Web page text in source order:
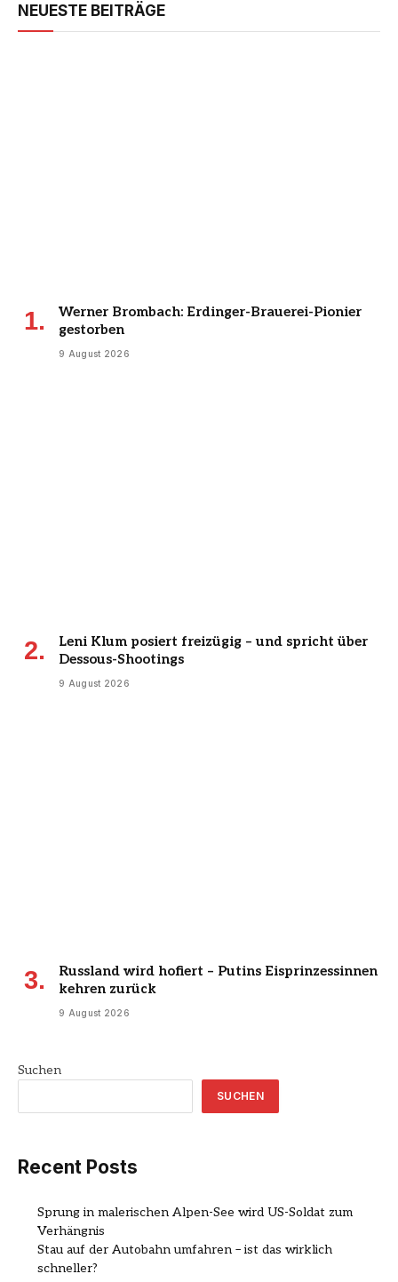
NEUESTE BEITRÄGE
Werner Brombach: Erdinger-Brauerei-Pionier
gestorben
9 August 2026
Leni Klum posiert freizügig – und spricht über
Dessous-Shootings
9 August 2026
Russland wird hofiert – Putins Eisprinzessinnen
kehren zurück
9 August 2026
Suchen
SUCHEN
Recent Posts
Sprung in malerischen Alpen-See wird US-Soldat zum
Verhängnis
Stau auf der Autobahn umfahren – ist das wirklich
schneller?